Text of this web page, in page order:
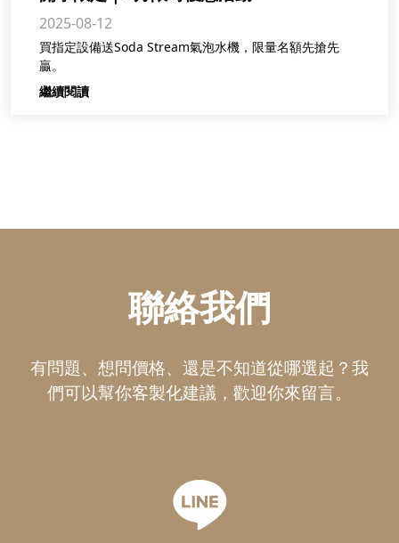
2025-08-12
買指定設備送Soda Stream氣泡水機，限量名額先搶先
贏。
繼續閱讀
聯絡我們
有問題、想問價格、還是不知道從哪選起？ 我
們可以幫你客製化建議，歡迎你來留言。